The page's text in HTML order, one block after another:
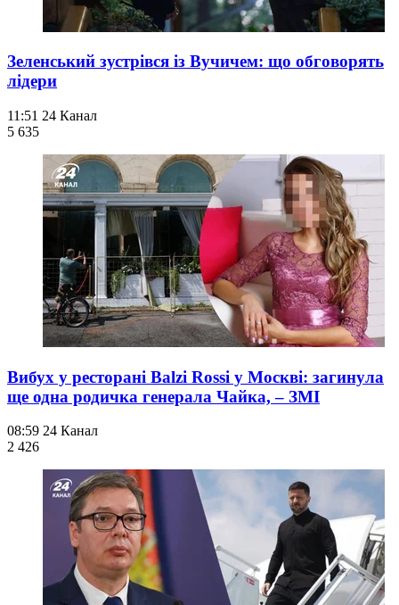
Зеленський зустрівся із Вучичем: що обговорять
лідери
11:51 24 Канал
5 635
Вибух у ресторані Balzi Rossi у Москві: загинула
ще одна родичка генерала Чайка, – ЗМІ
08:59 24 Канал
2 426